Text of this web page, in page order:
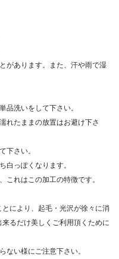
があります。また、汗や雨で湿
品洗いをして下さい。
れたままの放置はお避け下さ
下さい。
白っぽくなります。
これはこの加工の特徴です。
により、起毛・光沢が徐々に消
るだけ美しくご利用頂くために
い様にご注意下さい。